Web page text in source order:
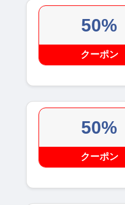
50%
クーポン
50%
クーポン